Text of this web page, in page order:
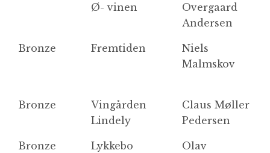
Ø- vinen
Overgaard
Andersen
Bronze Fremtiden
Niels
Malmskov
Bronze
Vingården
Lindely
Claus Møller
Pedersen
Bronze Lykkebo
Olav